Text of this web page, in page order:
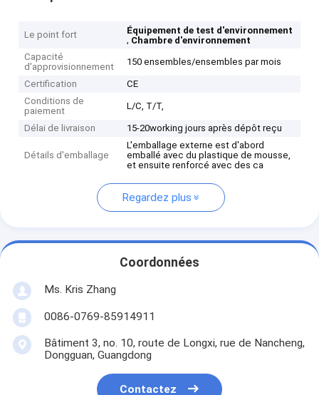
Le point fort
Équipement de test d'environnement
, Chambre d'environnement
Capacité
d'approvisionnement
150 ensembles/ensembles par mois
Certification
CE
Conditions de
paiement
L/C, T/T,
Délai de livraison 15-20working jours après dépôt reçu
Détails d'emballage
L'emballage externe est d'abord
emballé avec du plastique de mousse,
et ensuite renforcé avec des ca
Regardez plus
Coordonnées
Ms. Kris Zhang
0086-0769-85914911
Bâtiment 3, no. 10, route de Longxi, rue de Nancheng,
Dongguan, Guangdong
Contactez